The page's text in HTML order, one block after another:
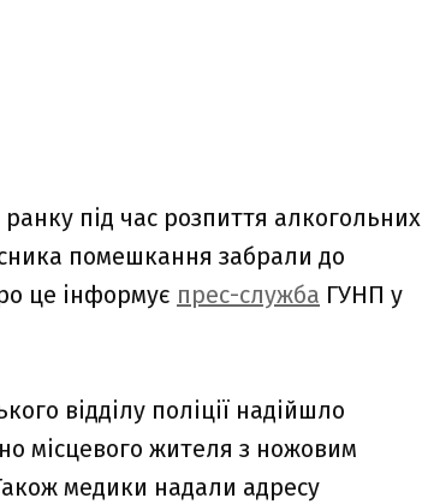
ранку під час розпиття алкогольних
помешкання забрали до
це інформує прес-служба ГУНП у
відділу поліції надійшло
місцевого жителя з ножовим
медики надали адресу